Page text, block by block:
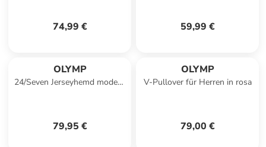
74,99 € 59,99 €
OLYMP
24/Seven Jerseyhemd modern
79,95 €
OLYMP
V-Pullover für Herren in rosa
79,00 €